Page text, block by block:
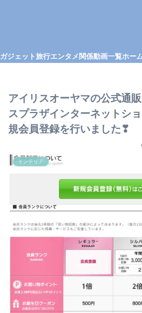
ガジェット旅行エンタメ関係動画一覧ホー
アイリスオーヤマの公式通
スプラザインターネットシ
規会員登録を行いました❣
インテリア